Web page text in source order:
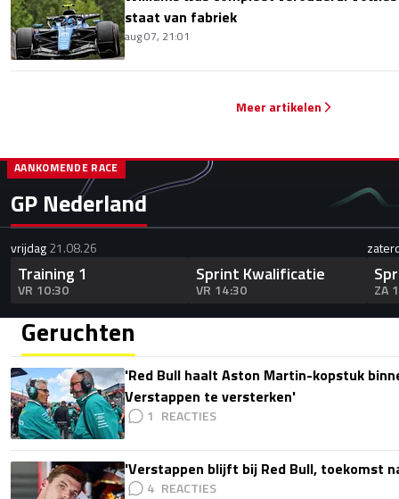
staat van fabriek
aug 07, 21:01
Meer artikelen
GP Nederland
AANKOMENDE RACE
vrijdag21.08.26
Training 1
VR 10:30
Sprint Kwalificatie
VR 14:30 ZA
Geruchten
'Red Bull haalt Aston Martin-kopstuk
Verstappen te versterken'
1
'Verstappen blijft bij Red Bull, toekomst
4